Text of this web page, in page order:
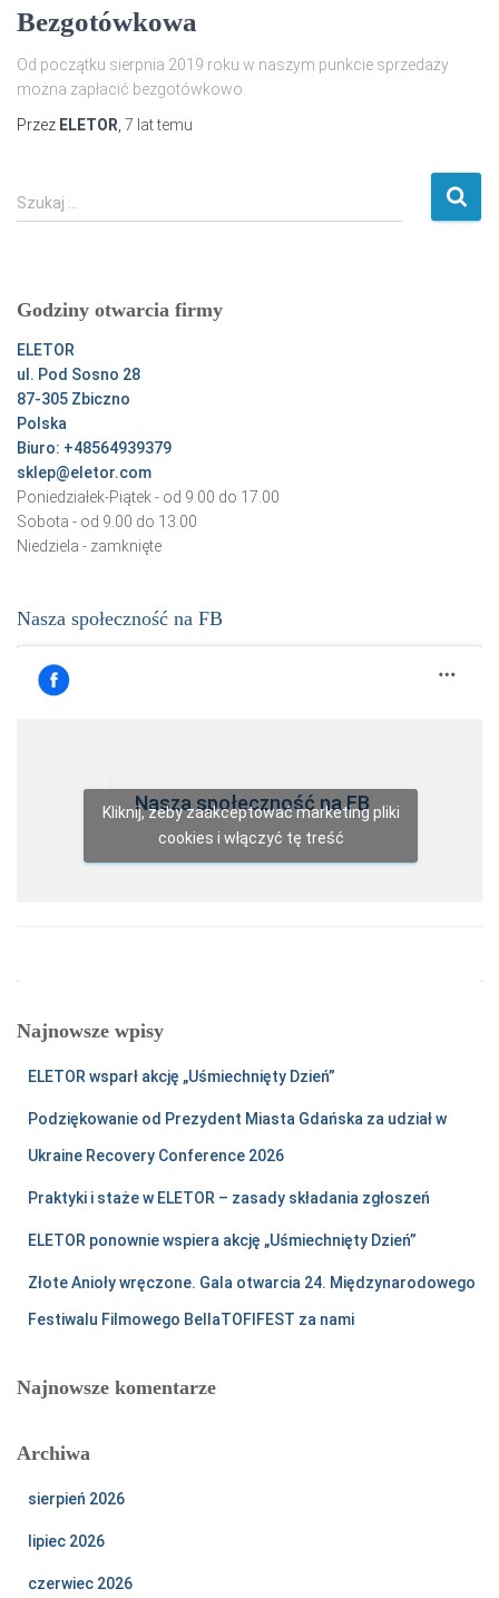
Bezgotówkowa
Od początku sierpnia 2019 roku w naszym punkcie sprzedaży
można zapłacić bezgotówkowo.
Przez ELETOR, 7 lattemu
S
z
j
:
Szukaj …
Godziny otwarcia firmy
ELETOR
ul. Pod Sosno 28
87-305 Zbiczno
Polska
Biuro: +48564939379
sklep@eletor.com
Poniedziałek-Piątek - od 9.00 do 17.00
Sobota - od 9.00 do 13.00
Niedziela - zamknięte
Nasza społeczność na FB
Nasza społeczność na FB
Kliknij, żeby zaakceptować marketing pliki
cookies i włączyć tę treść
Najnowsze wpisy
ELETOR wsparł akcję „Uśmiechnięty Dzień”
Podziękowanie od Prezydent Miasta Gdańska za udział w
Ukraine Recovery Conference 2026
Praktyki i staże w ELETOR – zasady składania zgłoszeń
ELETOR ponownie wspiera akcję „Uśmiechnięty Dzień”
Złote Anioły wręczone. Gala otwarcia 24. Międzynarodowego
Festiwalu Filmowego BellaTOFIFEST za nami
Najnowsze komentarze
Archiwa
sierpień 2026
lipiec 2026
czerwiec 2026